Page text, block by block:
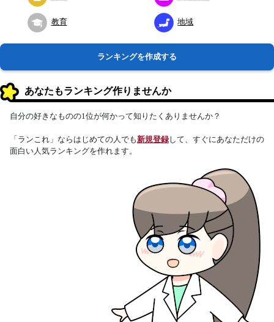
教育 地域
ランキングを作成する
あなたもランキング作りませんか
自分の好きなものの1位が何かって知りたくありませんか？
「ランこれ」ならはじめての人でも新規登録して、すぐにあなただけの
面白い人気ランキングを作れます。